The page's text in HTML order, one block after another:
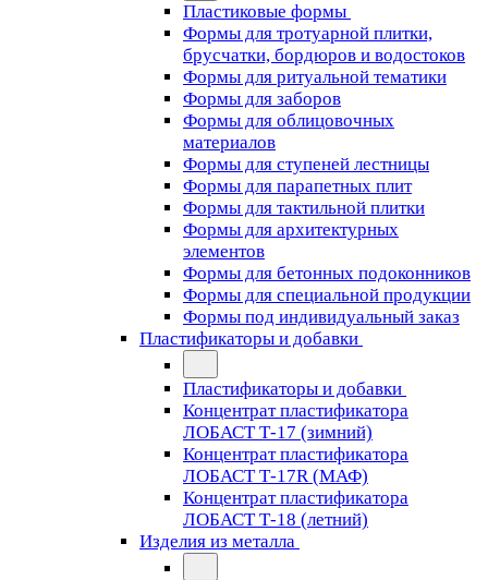
Пластиковые формы
Формы для тротуарной плитки,
брусчатки, бордюров и водостоков
Формы для ритуальной тематики
Формы для заборов
Формы для облицовочных
материалов
Формы для ступеней лестницы
Формы для парапетных плит
Формы для тактильной плитки
Формы для архитектурных
элементов
Формы для бетонных подоконников
Формы для специальной продукции
Формы под индивидуальный заказ
Пластификаторы и добавки
Пластификаторы и добавки
Концентрат пластификатора
ЛОБАСТ Т-17 (зимний)
Концентрат пластификатора
ЛОБАСТ Т-17R (МАФ)
Концентрат пластификатора
ЛОБАСТ Т-18 (летний)
Изделия из металла